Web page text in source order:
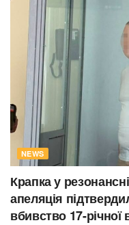
NEWS
Крапка у
апеляція
вбивство 17-річної